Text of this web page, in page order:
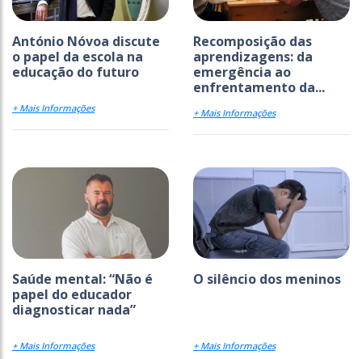
António Nóvoa discute
o papel da escola na
educação do futuro
+ Mais Informações
Recomposição das
aprendizagens: da
emergência ao
enfrentamento da...
+ Mais Informações
Saúde mental: “Não é
papel do educador
diagnosticar nada”
+ Mais Informações
O silêncio dos meninos
+ Mais Informações